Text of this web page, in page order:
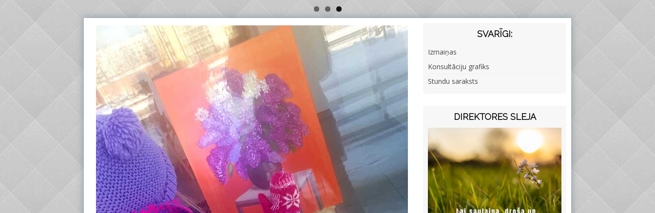
SVARĪGI:
Izmaiņas
Konsultāciju grafiks
Stundu saraksts
DIREKTORES SLEJA